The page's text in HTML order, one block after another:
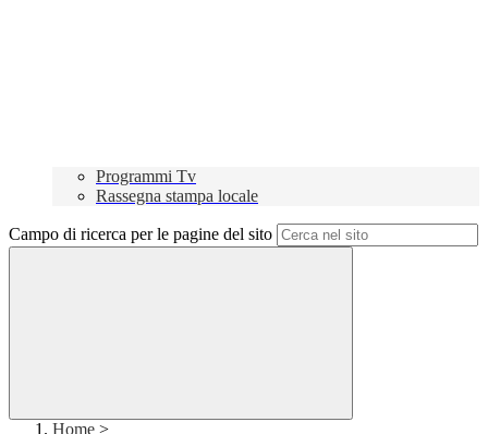
Programmi Tv
Rassegna stampa locale
Campo di ricerca per le pagine del sito
Home >